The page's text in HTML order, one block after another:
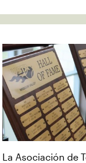
La Asociación de